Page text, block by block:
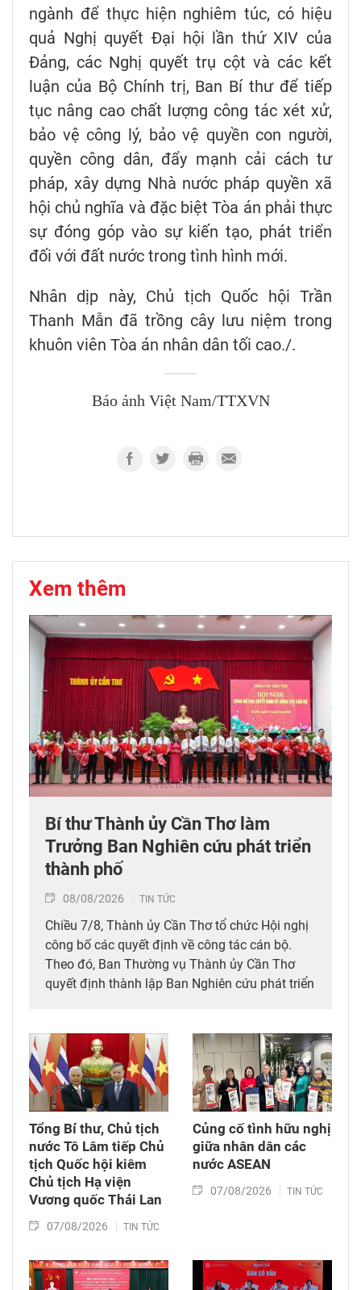
ngành để thực hiện nghiêm túc, có hiệu
quả Nghị quyết Đại hội lần thứ XIV của
Đảng, các Nghị quyết trụ cột và các kết
luận của Bộ Chính trị, Ban Bí thư để tiếp
tục nâng cao chất lượng công tác xét xử,
bảo vệ công lý, bảo vệ quyền con người,
quyền công dân, đẩy mạnh cải cách tư
pháp, xây dựng Nhà nước pháp quyền xã
hội chủ nghĩa và đặc biệt Tòa án phải thực
sự đóng góp vào sự kiến tạo, phát triển
đối với đất nước trong tình hình mới.
Nhân dịp này, Chủ tịch Quốc hội Trần
Thanh Mẫn đã trồng cây lưu niệm trong
khuôn viên Tòa án nhân dân tối cao./.
Báo ảnh Việt Nam/TTXVN
Xem thêm
Bí thư Thành ủy Cần Thơ làm
Trưởng Ban Nghiên cứu phát triển
thành phố
08/08/2026 TIN TỨC
Chiều 7/8, Thành ủy Cần Thơ tổ chức Hội nghị
công bố các quyết định về công tác cán bộ.
Theo đó, Ban Thường vụ Thành ủy Cần Thơ
quyết định thành lập Ban Nghiên cứu phát triển
Tổng Bí thư, Chủ tịch
nước Tô Lâm tiếp Chủ
tịch Quốc hội kiêm
Chủ tịch Hạ viện
Vương quốc Thái Lan
07/08/2026 TIN TỨC
Củng cố tình hữu nghị
giữa nhân dân các
nước ASEAN
07/08/2026 TIN TỨC